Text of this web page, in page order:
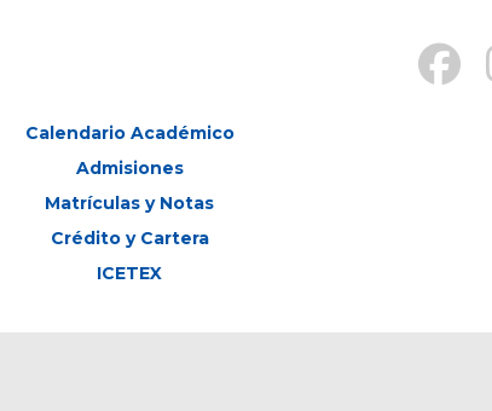
Calendario Académico
Admisiones
Matrículas y Notas
Crédito y Cartera
ICETEX